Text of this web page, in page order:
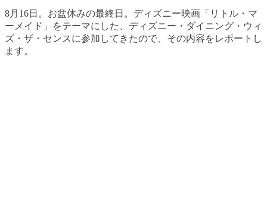
8月16日。お盆休みの最終日。ディズニー映画「リトル・マ
ーメイド」をテーマにした、ディズニー・ダイニング・ウィ
ズ・ザ・センスに参加してきたので、その内容をレポートし
ます。